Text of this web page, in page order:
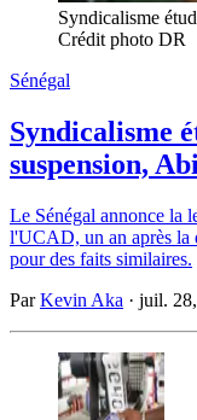
Syndicalisme
Crédit photo DR
Sénégal
Syndicalisme
suspension,
Le Sénégal annonce la
l'UCAD, un an après la
pour des faits similaires.
ParKevin Aka · juil.